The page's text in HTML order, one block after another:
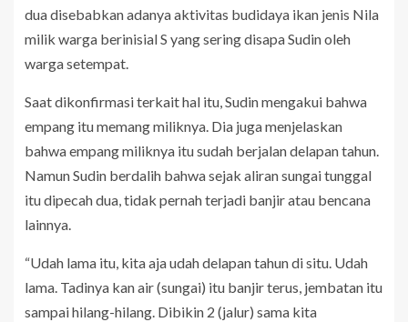
dua disebabkan adanya aktivitas budidaya ikan jenis Nila
milik warga berinisial S yang sering disapa Sudin oleh
warga setempat.
Saat dikonfirmasi terkait hal itu, Sudin mengakui bahwa
empang itu memang miliknya. Dia juga menjelaskan
bahwa empang miliknya itu sudah berjalan delapan tahun.
Namun Sudin berdalih bahwa sejak aliran sungai tunggal
itu dipecah dua, tidak pernah terjadi banjir atau bencana
lainnya.
“Udah lama itu, kita aja udah delapan tahun di situ. Udah
lama. Tadinya kan air (sungai) itu banjir terus, jembatan itu
sampai hilang-hilang. Dibikin 2 (jalur) sama kita